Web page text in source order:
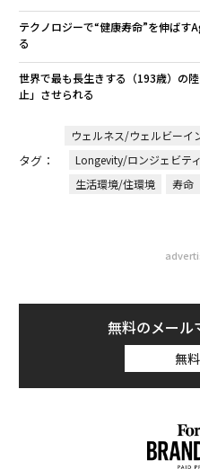
テクノロジーで“健康寿命”を伸ば
る
世界で最も長生きする（193歳）の
止」させられる
タグ：
ウェルネス/ウェルビーイ
Longevity/ロンジェビテ
生活環境/住環境
寿命
無料のメール
無